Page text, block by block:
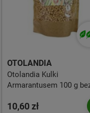
OTOLANDIA
Otolandia Kulki
Armarantusem 100 g bez
10,60 zł